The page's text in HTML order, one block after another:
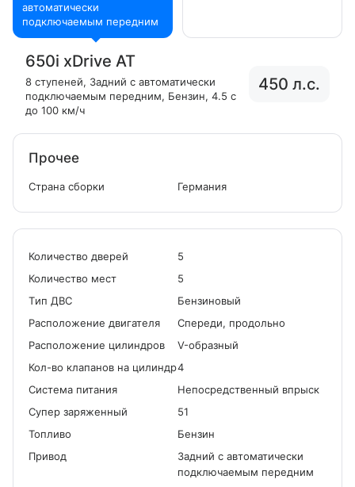
автоматически
подключаемым передним
650i xDrive AT
8 ступеней, Задний с автоматически
подключаемым передним, Бензин, 4.5 с
до 100 км/ч
450 л.с.
Прочее
Страна сборки Германия
Количество дверей
5
Количество мест
5
Tип ДВС
Бензиновый
Расположение двигателя
Спереди, продольно
Расположение цилиндров
V-образный
Кол-во клапанов на цилиндр4
Система питания
Непосредственный впрыск
Cупер заряженный
51
Топливо
Бензин
Привод
Задний с автоматически
подключаемым передним